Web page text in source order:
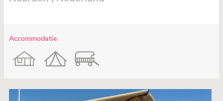
Accommodatie